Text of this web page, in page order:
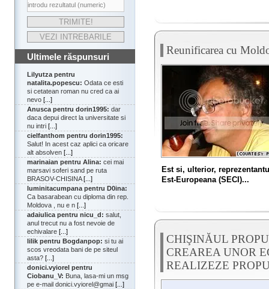
Ultimele răspunsuri
Lilyutza pentru
natalita.popescu: Odata ce esti
si cetatean roman nu cred ca ai
nevo [...]
Anusca pentru dorin1995: dar
daca depui direct la universitate si
nu intri [...]
cielfanthom pentru dorin1995:
Salut! In acest caz aplici ca oricare
alt absolven [...]
marinaian pentru Alina: cei mai
marsavi soferi sand pe ruta
BRASOV-CHISINA[...]
luminitacumpana pentru D0ina:
Ca basarabean cu diploma din rep.
Moldova , nu e n [...]
adaiulica pentru nicu_d: salut,
anul trecut nu a fost nevoie de
echivalare [...]
lilik pentru Bogdanpop: si tu ai
scos vreodata bani de pe siteul
asta? [...]
donici.vyiorel pentru
Ciobanu_V: Buna, lasa-mi un msg
pe e-mail donici.vyiorel@gmai [...]
Reunificarea cu
Est si, ulterior,
Est-Europeana (SECI)...
CHIŞINĂUL
CREAREA UNOR
REALIZEZE